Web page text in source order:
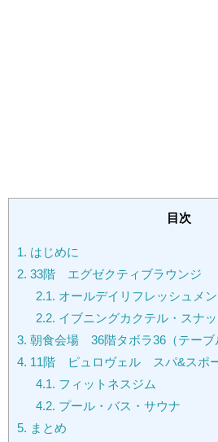
目次
1. はじめに
2. 33階 エグゼクティブラウンジ
2.1. オールデイリフレッシュメ
2.2. イブニングカクテル・スナッ
3. 朝食会場 36階タボラ36（テーブ
4. 11階 ピュロヴェル スパ&スポ
4.1. フィットネスジム
4.2. プール・バス・サウナ
5. まとめ